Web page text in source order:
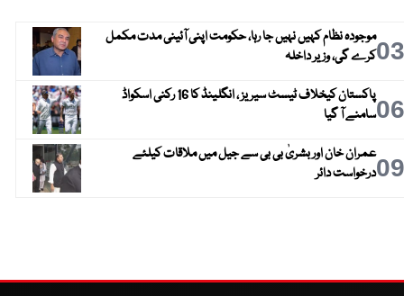
03موجودہ نظام کہیں نہیں جا رہا، حکومت اپنی آئینی مدت مکمل
کرے گی، وزیر داخلہ
06
پاکستان کیخلاف ٹیسٹ سیریز ، انگلینڈ کا 16 رکنی اسکواڈ
سامنے آ گیا
09عمران خان اور بشریٰ بی بی سے جیل میں ملاقات کیلئے
درخواست دائر